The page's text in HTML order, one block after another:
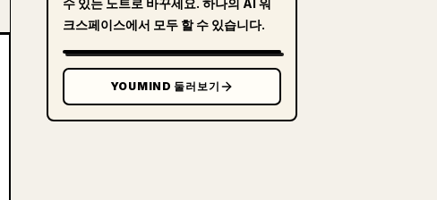
수 있는 노트로 바꾸세요. 하나의 AI 워
크스페이스에서 모두 할 수 있습니다.
YOUMIND 둘러보기